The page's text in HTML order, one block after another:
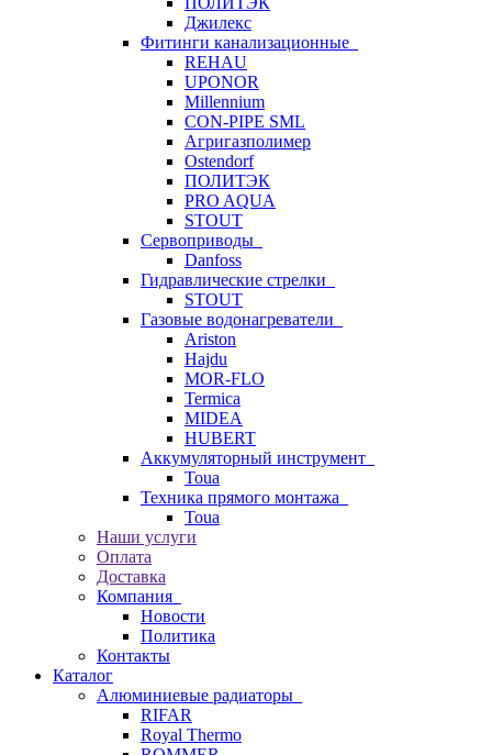
Джилекс
Фитинги канализационные
REHAU
UPONOR
Millennium
CON-PIPE SML
Агригазполимер
Ostendorf
ПОЛИТЭК
PRO AQUA
STOUT
Сервоприводы
Danfoss
Гидравлические стрелки
STOUT
Газовые водонагреватели
Ariston
Hajdu
MOR-FLO
Termica
MIDEA
HUBERT
Аккумуляторный инструмент
Toua
Техника прямого монтажа
Toua
Наши услуги
Оплата
Доставка
Компания
Новости
Политика
Контакты
Каталог
Алюминиевые радиаторы
RIFAR
Royal Thermo